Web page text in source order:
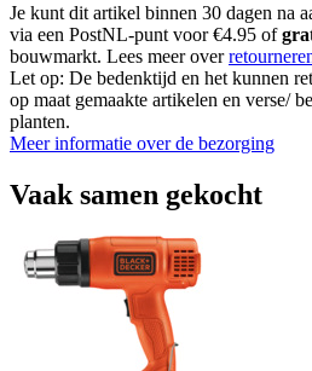
Je kunt dit artikel binnen 30 dagen na
via een PostNL-punt voor €4.95 of
bouwmarkt. Lees meer over
Let op: De bedenktijd en het kunnen
op maat gemaakte artikelen en verse/
planten.
Meer informatie over de bezorging
Vaak samen gekocht